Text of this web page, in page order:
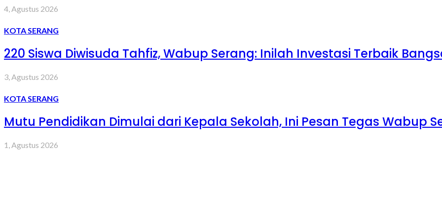
4, Agustus 2026
KOTA SERANG
220 Siswa Diwisuda Tahfiz, Wabup Serang: Inilah Investasi Terbaik
3, Agustus 2026
KOTA SERANG
Mutu Pendidikan Dimulai dari Kepala Sekolah, Ini Pesan Tegas Wabup
1, Agustus 2026